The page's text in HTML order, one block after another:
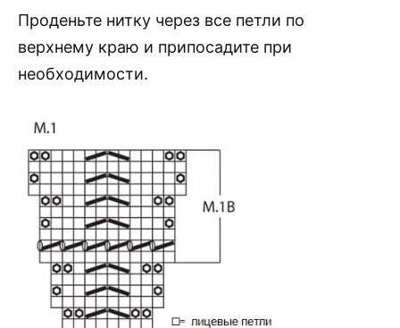
Проденьте нитку через все петли по
верхнему краю и припосадите при
необходимости.